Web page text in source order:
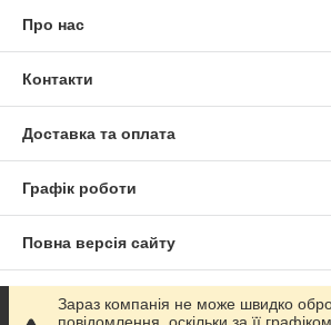
Про нас
Контакти
Доставка та оплата
Графік роботи
Повна версія сайту
Сайт створено на маркетплейсі
Зараз компанія не може швидко